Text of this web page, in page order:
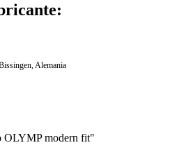
Alemania
OLYMP modern fit"